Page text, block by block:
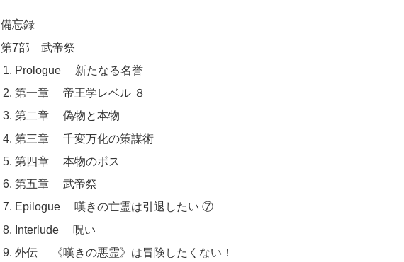
備忘録
第7部 武帝祭
Prologue 新たなる名誉
第一章 帝王学レベル ８
第二章 偽物と本物
第三章 千変万化の策謀術
第四章 本物のボス
第五章 武帝祭
Epilogue 嘆きの亡霊は引退したい ⑦
Interlude 呪い
外伝 《嘆きの悪霊》は冒険したくない！